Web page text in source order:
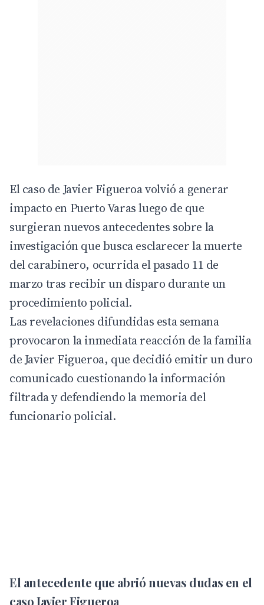
El caso de Javier Figueroa volvió a generar
impacto en Puerto Varas luego de que
surgieran nuevos antecedentes sobre la
investigación que busca esclarecer la muerte
del carabinero, ocurrida el pasado 11 de
marzo tras recibir un disparo durante un
procedimiento policial.
Las revelaciones difundidas esta semana
provocaron la inmediata reacción de la familia
de Javier Figueroa, que decidió emitir un duro
comunicado cuestionando la información
filtrada y defendiendo la memoria del
funcionario policial.
El antecedente que abrió nuevas dudas en el
caso Javier Figueroa